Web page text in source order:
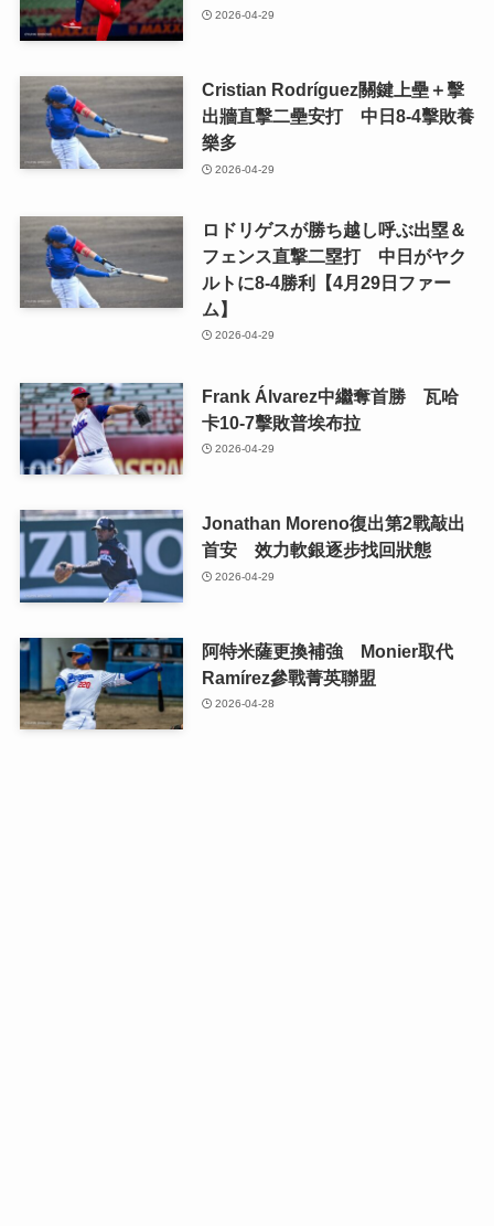
2026-04-29
Cristian Rodríguez關鍵上壘＋擊
出牆直擊二壘安打 中日8-4擊敗養
樂多
2026-04-29
ロドリゲスが勝ち越し呼ぶ出塁＆
フェンス直撃二塁打 中日がヤク
ルトに8-4勝利【4月29日ファー
ム】
2026-04-29
Frank Álvarez中繼奪首勝 瓦哈
卡10-7擊敗普埃布拉
2026-04-29
Jonathan Moreno復出第2戰敲出
首安 效力軟銀逐步找回狀態
2026-04-29
阿特米薩更換補強 Monier取代
Ramírez參戰菁英聯盟
2026-04-28